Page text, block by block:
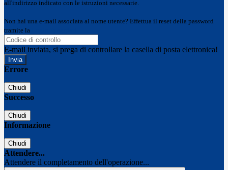
all'indirizzo indicato con le istruzioni necessarie.
Non hai una e-mail associata al nome utente? Effettua il reset della password
tramite la
E-mail inviata, si prega di controllare la casella di posta elettronica!
Errore
Chiudi
Successo
Chiudi
Informazione
Chiudi
Attendere...
Attendere il completamento dell'operazione...